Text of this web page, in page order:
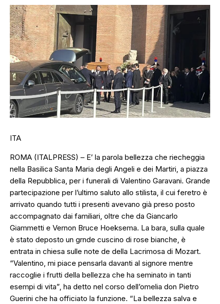
ITA
ROMA (ITALPRESS) – E’ la parola bellezza che riecheggia
nella Basilica Santa Maria degli Angeli e dei Martiri, a piazza
della Repubblica, per i funerali di Valentino Garavani. Grande
partecipazione per l’ultimo saluto allo stilista, il cui feretro è
arrivato quando tutti i presenti avevano già preso posto
accompagnato dai familiari, oltre che da Giancarlo
Giammetti e Vernon Bruce Hoeksema. La bara, sulla quale
è stato deposto un grnde cuscino di rose bianche, è
entrata in chiesa sulle note de della Lacrimosa di Mozart.
“Valentino, mi piace pensarla davanti al signore mentre
raccoglie i frutti della bellezza che ha seminato in tanti
esempi di vita”, ha detto nel corso dell’omelia don Pietro
Guerini che ha officiato la funzione. “La bellezza salva e